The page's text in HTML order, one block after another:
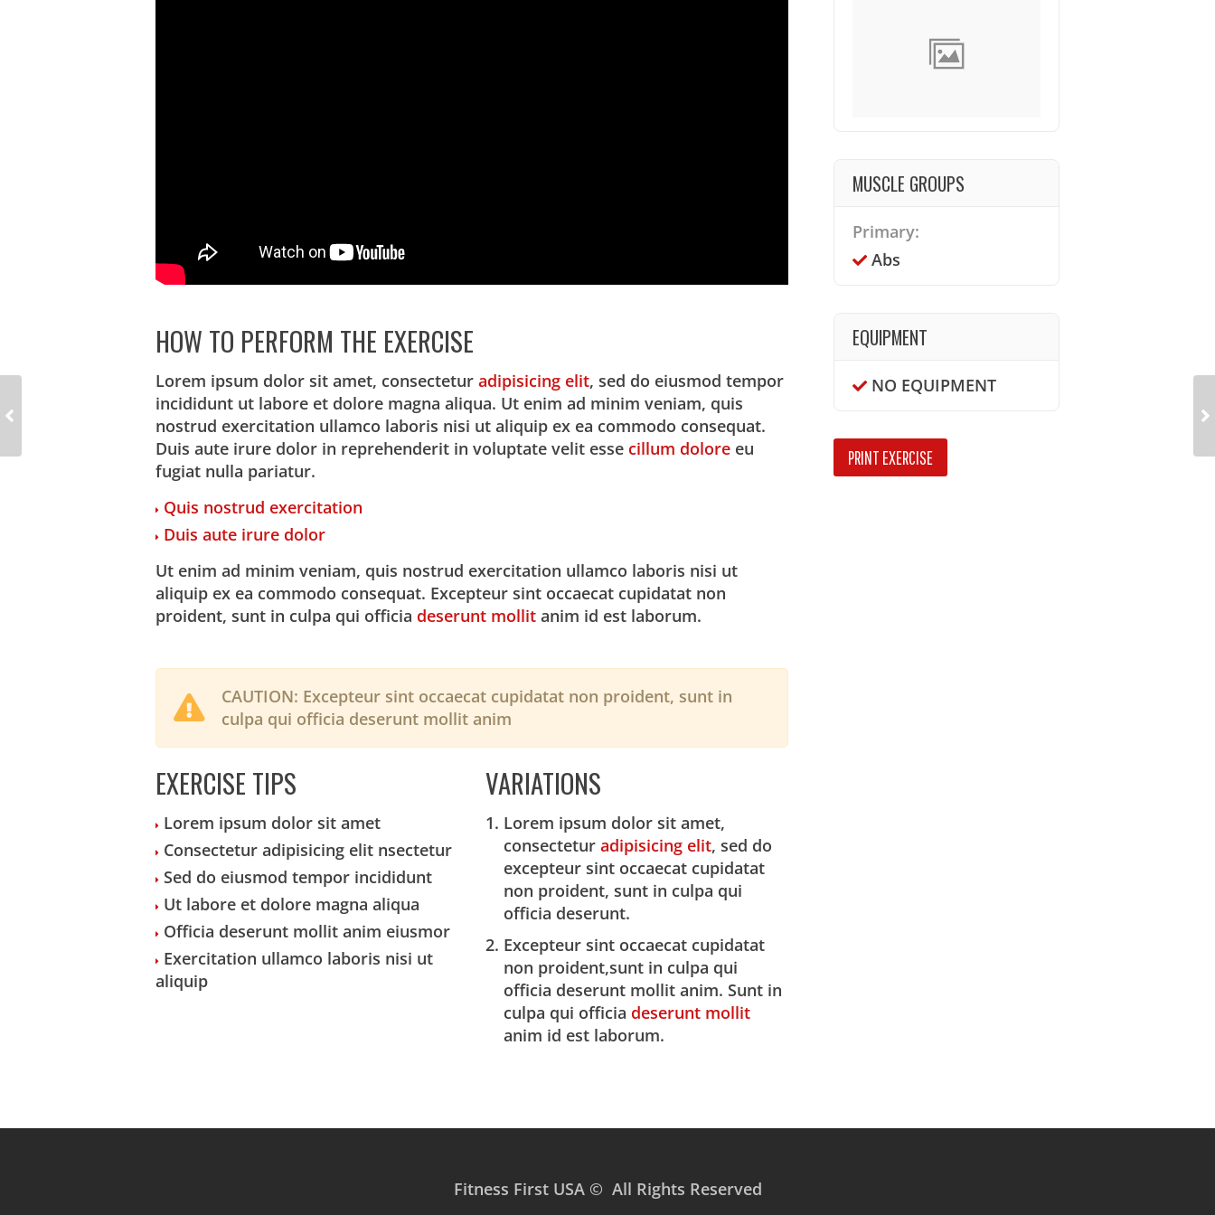
HOW TO PERFORM THE EXERCISE
Lorem ipsum dolor sit amet, consectetur adipisicing elit, sed do eiusmod tempor
incididunt ut labore et dolore magna aliqua. Ut enim ad minim veniam, quis
nostrud exercitation ullamco laboris nisi ut aliquip ex ea commodo consequat.
Duis aute irure dolor in reprehenderit in voluptate velit esse cillum dolore eu
fugiat nulla pariatur.
Quis nostrud exercitation
Duis aute irure dolor
Ut enim ad minim veniam, quis nostrud exercitation ullamco laboris nisi ut
aliquip ex ea commodo consequat. Excepteur sint occaecat cupidatat non
proident, sunt in culpa qui officia deserunt mollit anim id est laborum.
CAUTION: Excepteur sint occaecat cupidatat non proident, sunt in
culpa qui officia deserunt mollit anim
EXERCISE TIPS
Lorem ipsum dolor sit amet
Consectetur adipisicing elit nsectetur
Sed do eiusmod tempor incididunt
Ut labore et dolore magna aliqua
Officia deserunt mollit anim eiusmor
Exercitation ullamco laboris nisi ut
aliquip
VARIATIONS
Lorem ipsum dolor sit amet,
consectetur adipisicing elit, sed do
excepteur sint occaecat cupidatat
non proident, sunt in culpa qui
officia deserunt.
Excepteur sint occaecat cupidatat
non proident,sunt in culpa qui
officia deserunt mollit anim. Sunt in
culpa qui officia deserunt mollit
anim id est laborum.
MUSCLE GROUPS
Primary:
Abs
EQUIPMENT
NO EQUIPMENT
PRINT EXERCISE
Fitness First USA © All Rights Reserved